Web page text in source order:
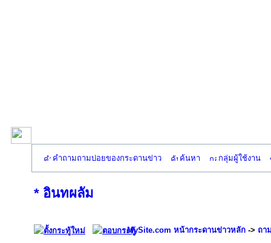
คำถามถามบ่อยของกระดานข่าว ค้นหา กลุ่มผู้ใช้งาน
* อินทผลัม
MySite.com หน้ากระดานข่าวหลัก -> ถา